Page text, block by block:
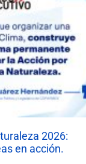
2026:
en acción.